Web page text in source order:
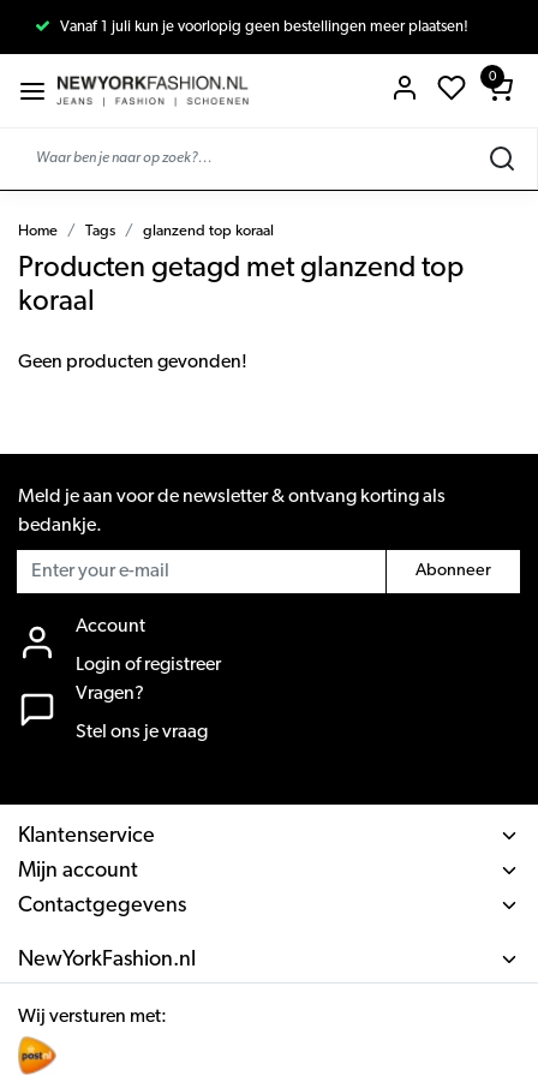
Vanaf 1 juli kun je voorlopig geen bestellingen meer plaatsen!
0
Home Tags glanzend top koraal
Producten getagd met glanzend top
koraal
Geen producten gevonden!
Meld je aan voor de newsletter & ontvang korting als
bedankje.
Abonneer
Account
Login of registreer
Vragen?
Stel ons je vraag
Klantenservice
Mijn account
Contactgegevens
NewYorkFashion.nl
Wij versturen met: